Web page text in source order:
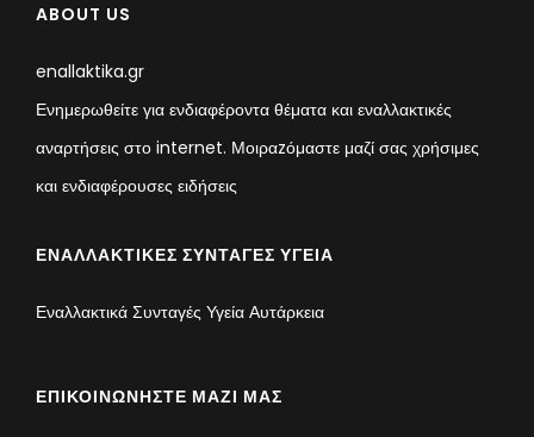
ABOUT US
enallaktika.gr
Ενημερωθείτε για ενδιαφέροντα θέματα και εναλλακτικές
αναρτήσεις στο internet. Μοιραzόμαστε μαζί σας χρήσιμες
και ενδιαφέρουσες ειδήσεις
ΕΝΑΛΛΑΚΤΙΚΈΣ ΣΥΝΤΑΓΈΣ ΥΓΕΊΑ
Εναλλακτικά Συνταγές Υγεία Αυτάρκεια
ΕΠΙΚΟΙΝΩΝΉΣΤΕ ΜΑΖΊ ΜΑΣ